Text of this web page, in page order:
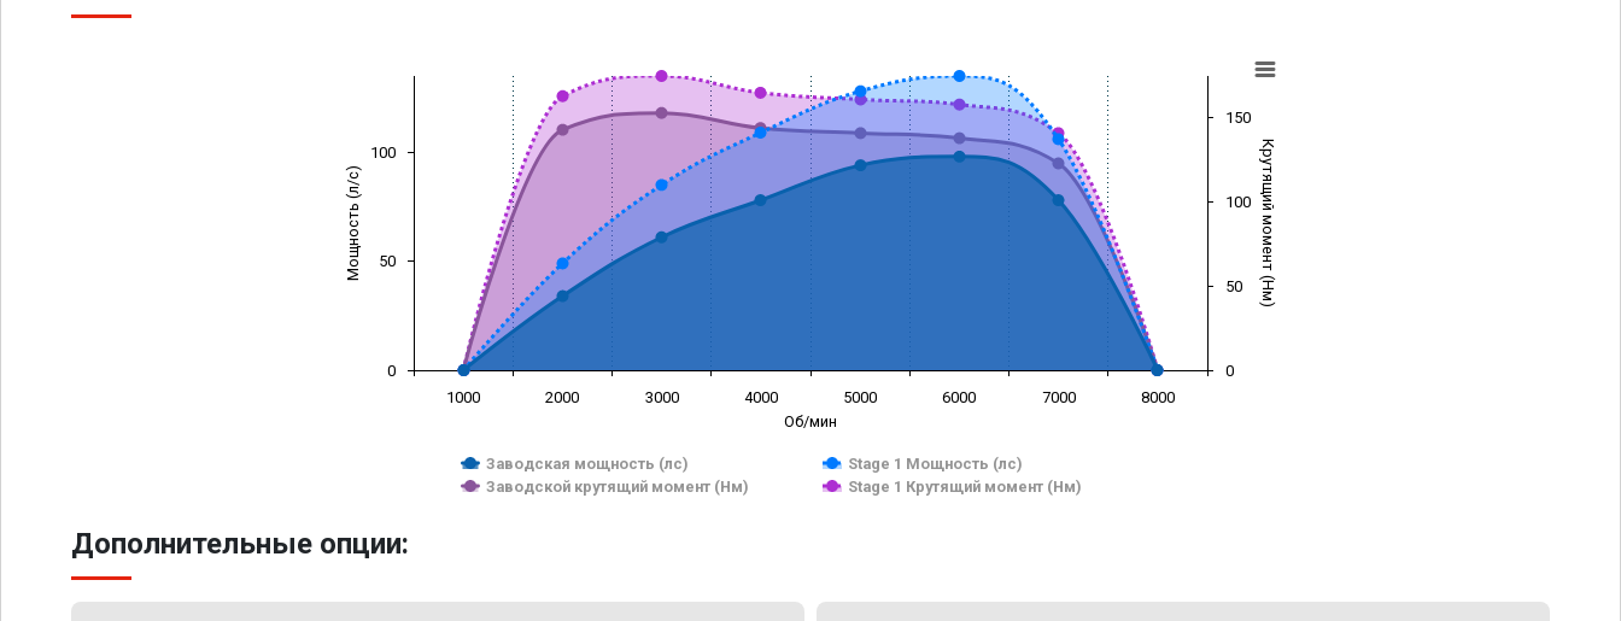
Об/мин
Мощность (л/с) Крутящий момент (Нм)
Заводская мощность (лс)
Stage 1 Мощность (лс)
Заводской крутящий момент (Нм)
Stage 1 Крутящий момент (Нм)
1000 2000 3000 4000 5000 6000 7000 8000
0
50
100
0
50
100
150
Дополнительные опции: